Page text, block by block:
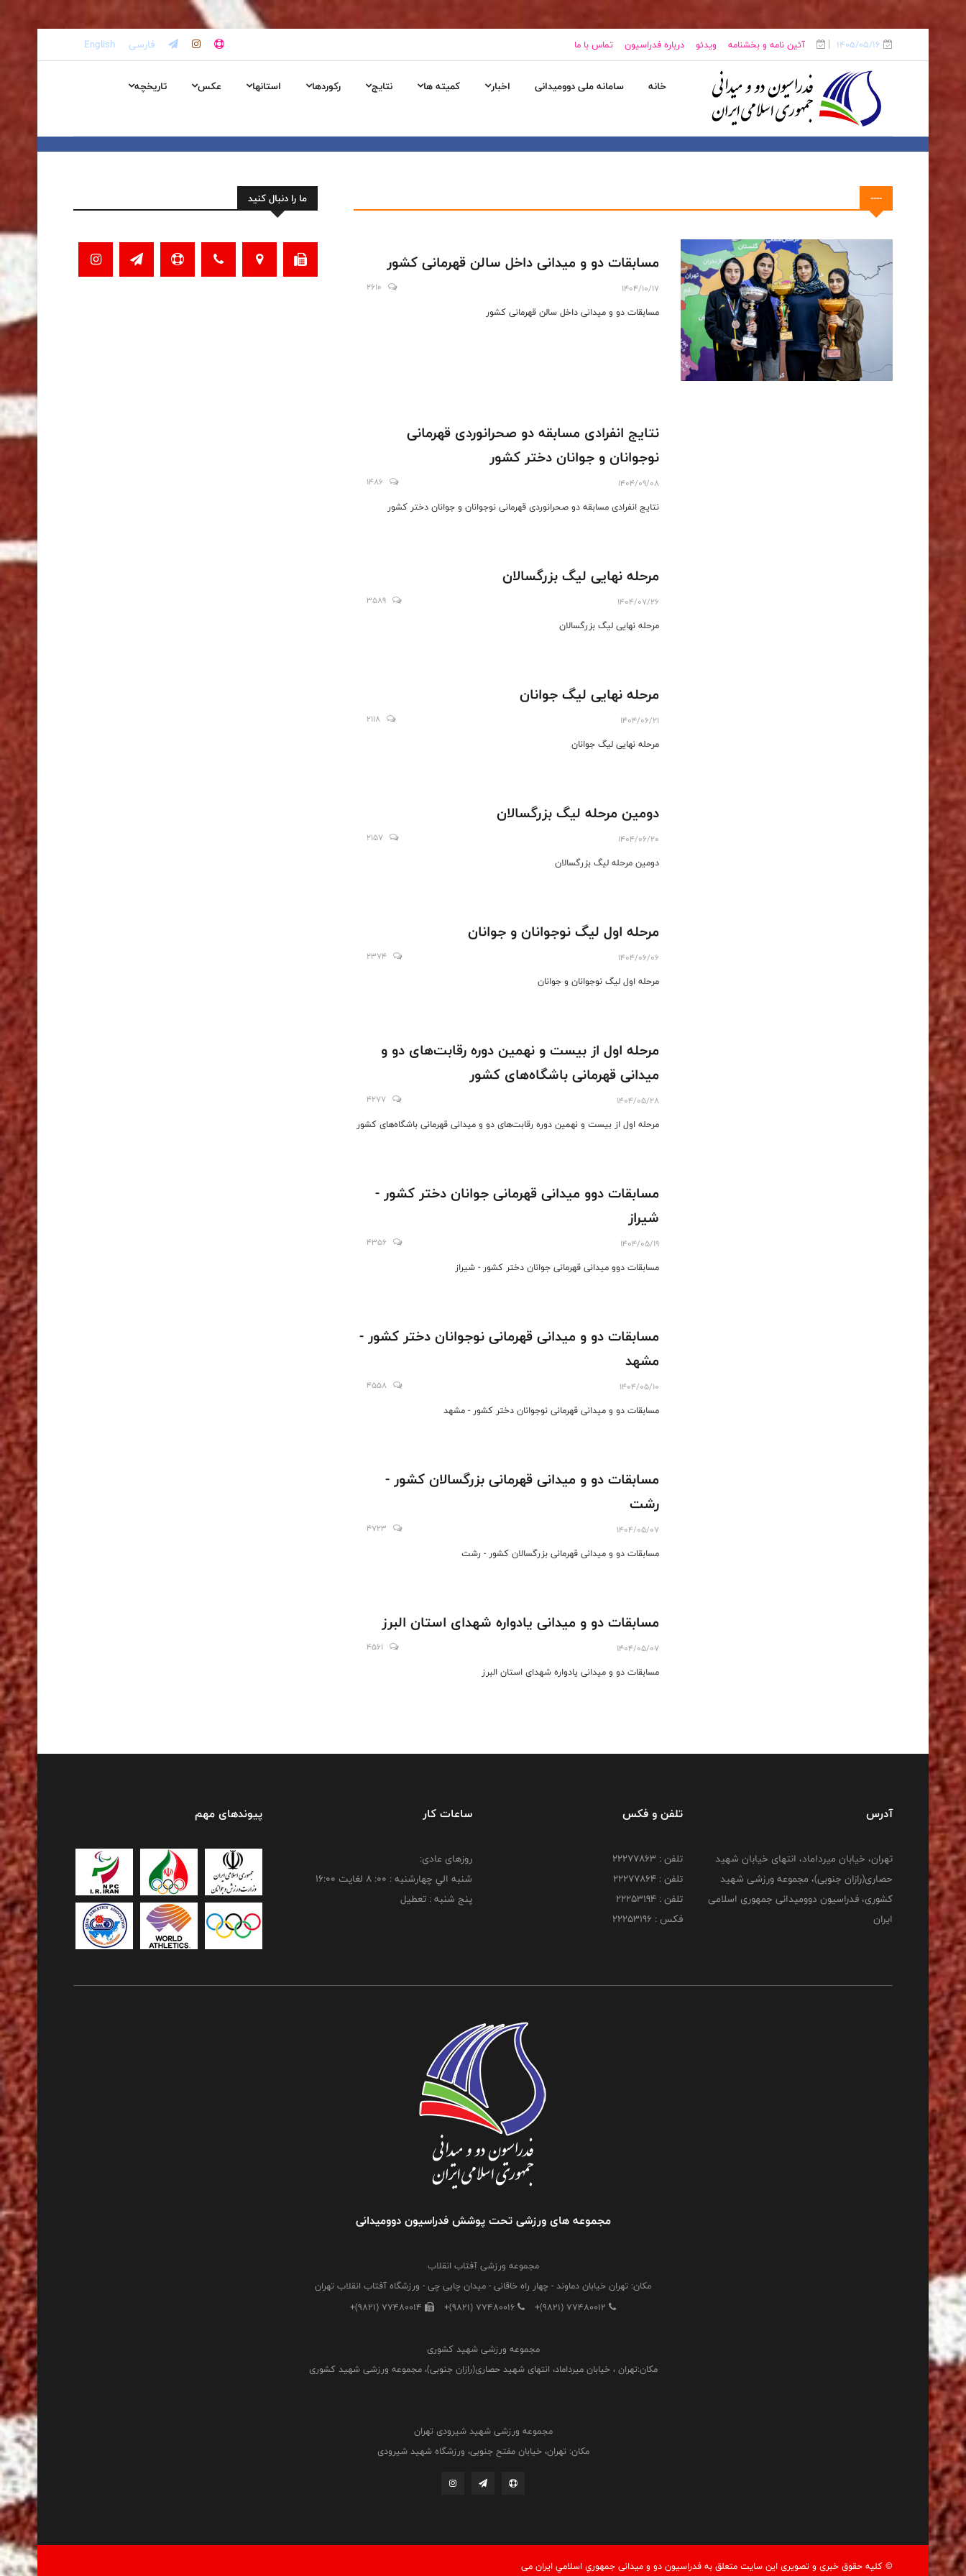
1405/05/16 آئین نامه و بخشنامه ویدئو درباره فدراسیون تماس با ما فارسی English
خانه سامانه ملی دوومیدانی اخبار کمیته ها نتایج رکوردها استانها عکس تاریخچه
----
مسابقات دو و میدانی داخل سالن قهرمانی کشور
1404/10/17
2610
مسابقات دو و میدانی داخل سالن قهرمانی کشور
نتایج انفرادی مسابقه دو صحرانوردی قهرمانی
نوجوانان و جوانان دختر کشور
1404/09/08
1486
نتایج انفرادی مسابقه دو صحرانوردی قهرمانی نوجوانان و جوانان دختر کشور
مرحله نهایی لیگ بزرگسالان
1404/07/26
3589
مرحله نهایی لیگ بزرگسالان
مرحله نهایی لیگ جوانان
1404/06/21
2118
مرحله نهایی لیگ جوانان
دومین مرحله لیگ بزرگسالان
1404/06/20
2157
دومین مرحله لیگ بزرگسالان
مرحله اول لیگ نوجوانان و جوانان
1404/06/06
2374
مرحله اول لیگ نوجوانان و جوانان
مرحله اول از بیست و نهمین دوره رقابت‌های دو و
میدانی قهرمانی باشگاه‌های کشور
1404/05/28
4277
مرحله اول از بیست و نهمین دوره رقابت‌های دو و میدانی قهرمانی باشگاه‌های کشور
مسابقات دوو میدانی قهرمانی جوانان دختر کشور -
شیراز
1404/05/19
4356
مسابقات دوو میدانی قهرمانی جوانان دختر کشور - شیراز
مسابقات دو و میدانی قهرمانی نوجوانان دختر کشور -
مشهد
1404/05/10
4558
مسابقات دو و میدانی قهرمانی نوجوانان دختر کشور - مشهد
مسابقات دو و میدانی قهرمانی بزرگسالان کشور -
رشت
1404/05/07
4723
مسابقات دو و میدانی قهرمانی بزرگسالان کشور - رشت
مسابقات دو و میدانی یادواره شهدای استان البرز
1404/05/07
4561
مسابقات دو و میدانی یادواره شهدای استان البرز
ما را دنبال کنید
آدرس
تهران، خیابان میرداماد، انتهای خیابان شهید
حصاری(رازان جنوبی)، مجموعه ورزشی شهید
کشوری، فدراسیون دوومیدانی جمهوری اسلامی
ایران
تلفن و فکس
تلفن : 22277863
تلفن : 22277864
تلفن : 22253194
فکس : 22253196
ساعات کار
روزهای عادی:
شنبه الي چهارشنبه : 00: 8 لغايت 16:00
پنج شنبه : تعطیل
پیوندهای مهم
مجموعه های ورزشی تحت پوشش فدراسیون دوومیدانی
مجموعه ورزشی آفتاب انقلاب
مکان: تهران خیابان دماوند - چهار راه خاقانی - میدان چایی چی - ورزشگاه آفتاب انقلاب تهران
+(9821) 77480012
+(9821) 77480016
+(9821) 77480014
مجموعه ورزشی شهید کشوری
مکان:تهران ، خیابان میرداماد، انتهای شهید حصاری(رازان جنوبی)، مجموعه ورزشی شهید کشوری
مجموعه ورزشی شهید شیرودی تهران
مکان: تهران، خیابان مفتح جنوبی، ورزشگاه شهید شیرودی
© کليه حقوق خبری و تصويری اين سايت متعلق به فدراسيون دو و میدانی جمهوري اسلامي ايران می